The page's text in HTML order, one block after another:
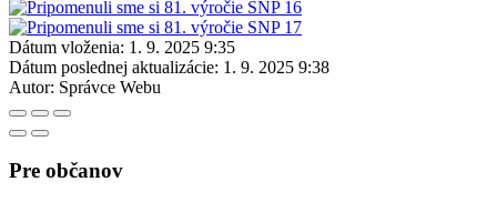
Dátum vloženia: 1. 9. 2025 9:35
Dátum poslednej aktualizácie: 1. 9. 2025 9:38
Autor: Správce Webu
Pre občanov